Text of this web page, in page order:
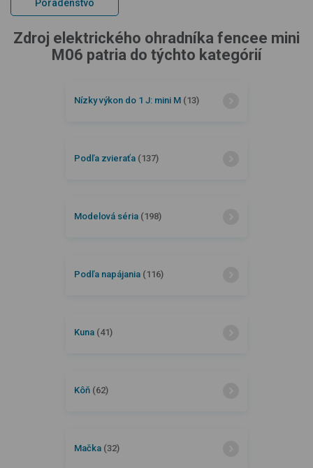
Poradenstvo
Zdroj elektrického ohradníka fencee mini
M06 patria do týchto kategórií
Nízky výkon do 1 J: mini M (13)
Podľa zvieraťa (137)
Modelová séria (198)
Podľa napájania (116)
Kuna (41)
Kôň (62)
Mačka (32)